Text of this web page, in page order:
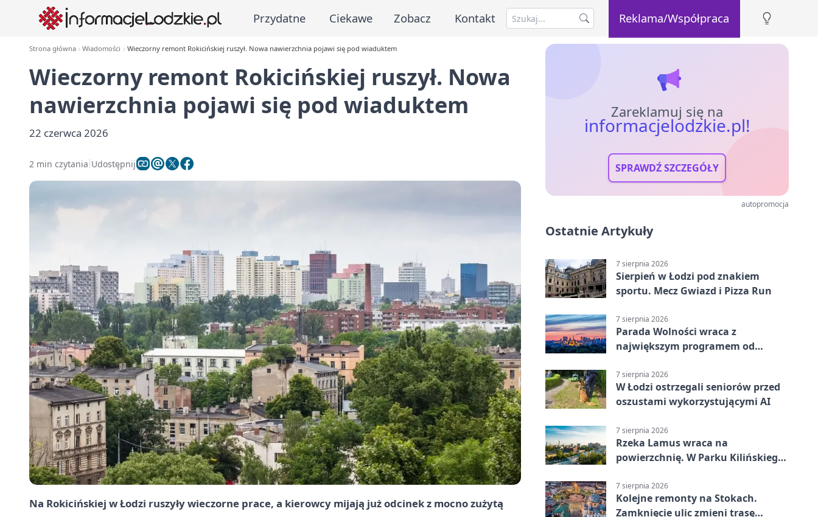
Przydatne Ciekawe Zobacz Kontakt Reklama/Współpraca
Strona główna Wiadomości Wieczorny remont Rokicińskiej ruszył. Nowa nawierzchnia pojawi się pod wiaduktem
Wieczorny remont Rokicińskiej ruszył. Nowa
nawierzchnia pojawi się pod wiaduktem
22 czerwca 2026
2 min czytania Udostępnij
Na Rokicińskiej w Łodzi ruszyły wieczorne prace, a kierowcy mijają już odcinek z mocno zużytą
Zareklamuj się na
informacjelodzkie.pl!
SPRAWDŹ SZCZEGÓŁY
autopromocja
Ostatnie Artykuły
7 sierpnia 2026
Sierpień w Łodzi pod znakiem
sportu. Mecz Gwiazd i Pizza Run
7 sierpnia 2026
Parada Wolności wraca z
największym programem od
platform
7 sierpnia 2026
W Łodzi ostrzegali seniorów przed
oszustami wykorzystującymi AI
7 sierpnia 2026
Rzeka Lamus wraca na
powierzchnię. W Parku Kilińskiego
7 sierpnia 2026
Kolejne remonty na Stokach.
Zamknięcie ulic zmieni trasę